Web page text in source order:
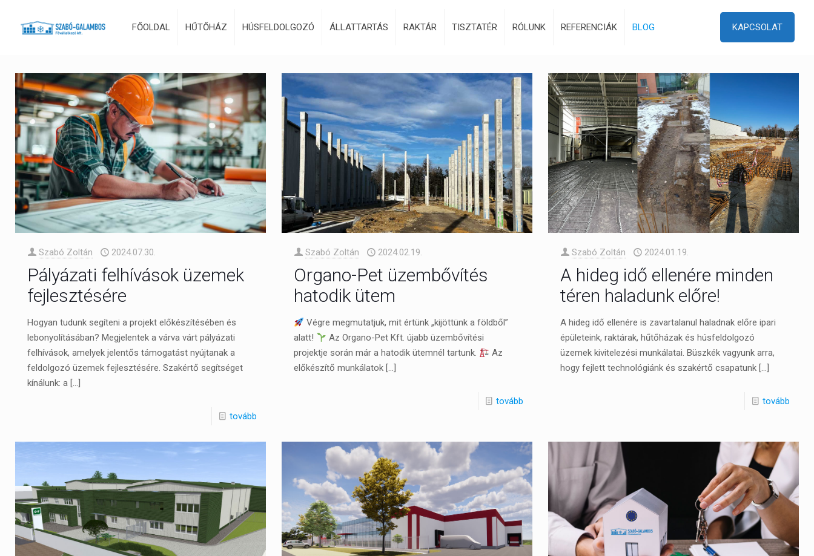
FŐOLDAL HŰTŐHÁZ HÚSFELDOLGOZÓ ÁLLATTARTÁS RAKTÁR TISZTATÉR RÓLUNK REFERENCIÁK BLOG KAPCSOLAT
Szabó Zoltán 2024.07.30.
Pályázati felhívások üzemek
fejlesztésére
Hogyan tudunk segíteni a projekt előkészítésében és
lebonyolításában? Megjelentek a várva várt pályázati
felhívások, amelyek jelentős támogatást nyújtanak a
feldolgozó üzemek fejlesztésére. Szakértő segítséget
kínálunk: a […]
tovább
Szabó Zoltán 2024.02.19.
Organo-Pet üzembővítés
hatodik ütem
Végre megmutatjuk, mit értünk „kijöttünk a földből”
alatt!
Az Organo-Pet Kft. újabb üzembővítési
projektje során már a hatodik ütemnél tartunk.
Az
előkészítő munkálatok […]
tovább
Szabó Zoltán 2024.01.19.
A hideg idő ellenére minden
téren haladunk előre!
A hideg idő ellenére is zavartalanul haladnak előre ipari
épületeink, raktárak, hűtőházak és húsfeldolgozó
üzemek kivitelezési munkálatai. Büszkék vagyunk arra,
hogy fejlett technológiánk és szakértő csapatunk […]
tovább